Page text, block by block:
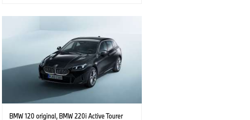
BMW 120 original, BMW 220i Active Tourer